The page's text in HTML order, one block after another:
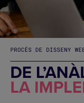
PROCÉS DE DISSENY
DE
LA